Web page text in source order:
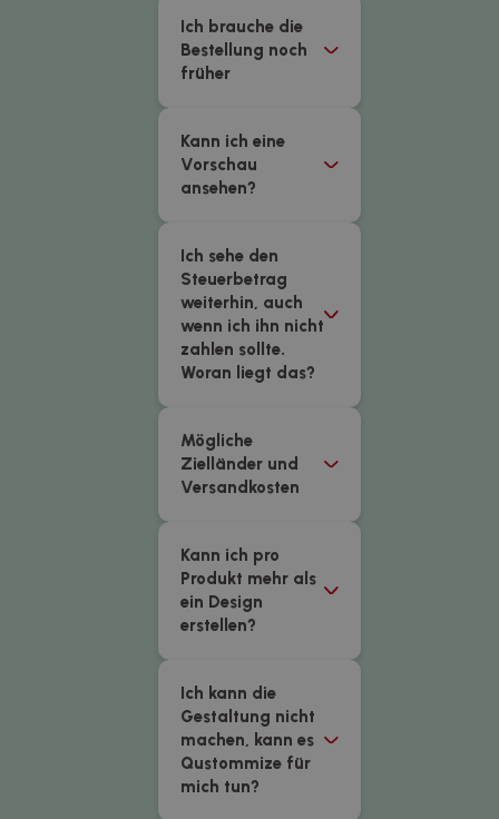
Ich brauche die
Bestellung noch
früher
Kann ich eine
Vorschau
ansehen?
Ich sehe den
Steuerbetrag
weiterhin, auch
wenn ich ihn nicht
zahlen sollte.
Woran liegt das?
Mögliche
Zielländer und
Versandkosten
Kann ich pro
Produkt mehr als
ein Design
erstellen?
Ich kann die
Gestaltung nicht
machen, kann es
Qustommize für
mich tun?